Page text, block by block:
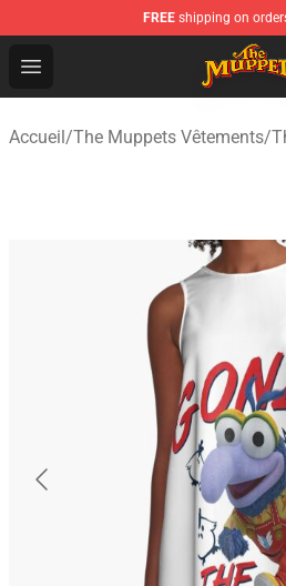
FREE shipping on
Open menu
The Muppets Store - Official
Accueil/The Muppets Vêtements/